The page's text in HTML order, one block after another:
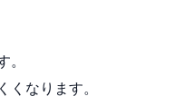
。
くなります。